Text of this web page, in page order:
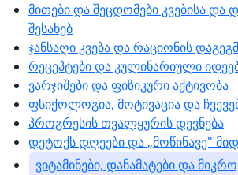
მითები და შეცდომები კვებისა და
შესახებ
ჯანსაღი კვება და რაციონის
რეცეპტები და კულინარიული
ვარჯიშები და ფიზიკური აქტივობა
ფსიქოლოგია, მოტივაცია და
პროგრესის თვალყურის დევნება
დეტოქს დღეები და „მოწინავე"
ვიტამინები, დანამატები და